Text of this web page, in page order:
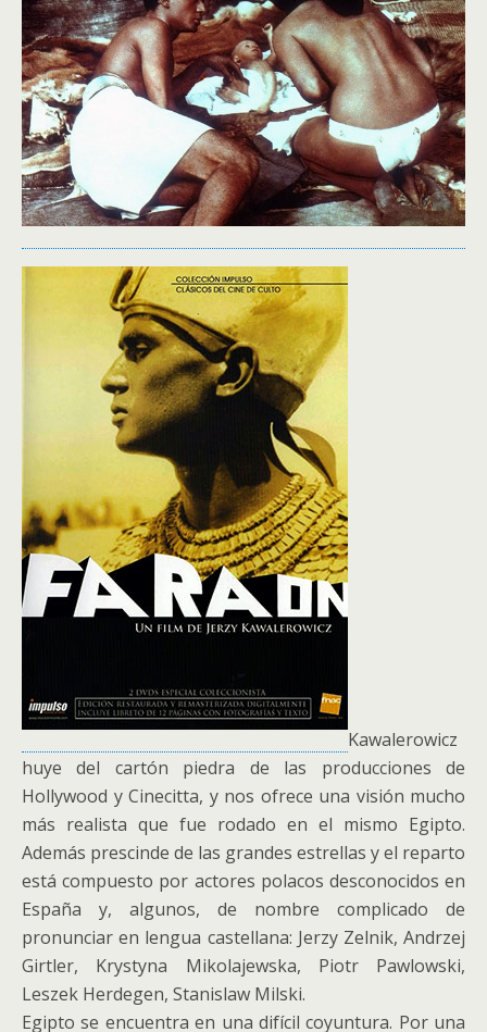
Kawalerowicz
huye del cartón piedra de las producciones de
Hollywood y Cinecitta, y nos ofrece una visión mucho
más realista que fue rodado en el mismo Egipto.
Además prescinde de las grandes estrellas y el reparto
está compuesto por actores polacos desconocidos en
España y, algunos, de nombre complicado de
pronunciar en lengua castellana: Jerzy Zelnik, Andrzej
Girtler, Krystyna Mikolajewska, Piotr Pawlowski,
Leszek Herdegen, Stanislaw Milski.
Egipto se encuentra en una difícil coyuntura. Por una